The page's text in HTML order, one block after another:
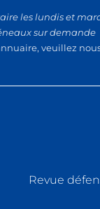
les lundis et
sur demande
veuillez
Revue